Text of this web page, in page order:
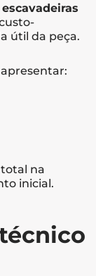
útil da peça.
na
inicial.